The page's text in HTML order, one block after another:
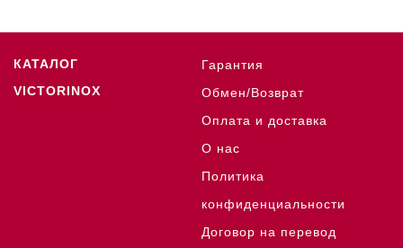
КАТАЛОГ
VICTORINOX
Гарантия
Обмен/Возврат
Оплата и доставка
О нас
Политика
конфиденциальности
Договор на перевод